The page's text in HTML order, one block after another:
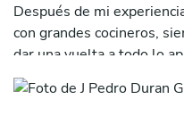
Después de mi
con grandes cocineros,
dar una vuelta a todo lo